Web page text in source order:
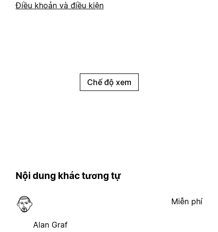
Điều khoản và điều kiện
Chế độ xem
Nội dung khác tương tự
Alan Graf
Miễn phí